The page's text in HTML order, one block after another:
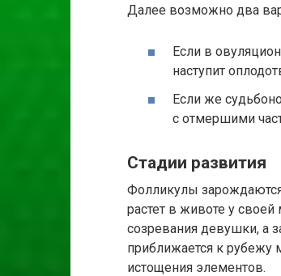
Далее возможно два
Если в
наступит
Если же
с отмершими
Стадии развития
Фолликулы
растет в животе у
созревания девушки, а
приближается к рубежу
истощения элементов.